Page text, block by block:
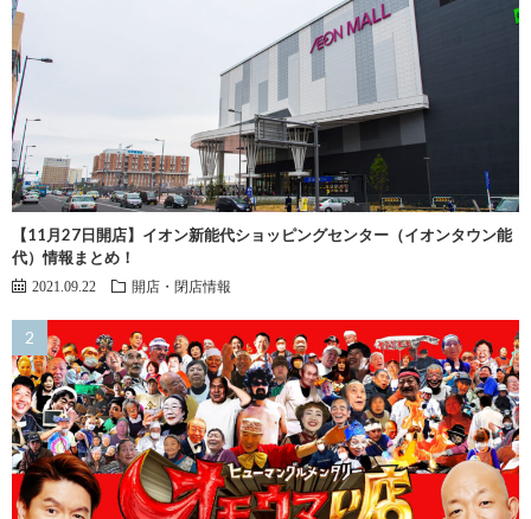
【11月27日開店】イオン新能代ショッピングセンター（イオンタウン能
代）情報まとめ！
2021.09.22 開店・閉店情報